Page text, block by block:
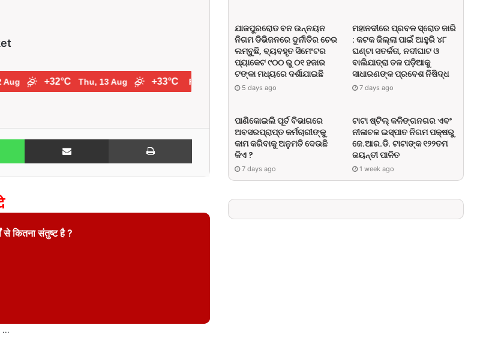
+32°C Thu, 13 Aug +33°C Fri, 14 Aug +31°C Sat, 8 Aug
WhatsApp Share via Email
से कितना संतुष्ट है ?
...
ଯାଜପୁରରୋଡ ବନ ଉନ୍ନୟନ
ନିଗମ ଡିଭିଜନରେ ଦୁର୍ନୀତିର ଚେର
ଲମ୍ବୁଛି, ବ୍ୟବହୃତ ସିମେଂଟର
ପ୍ୟାକେଟ ୯୦୦ ରୁ ୦୧ ହଜାର
ଟଙ୍କା ମଧ୍ୟରେ ଦର୍ଶାଯାଇଛି
5 days ago
ମହାନଦୀରେ ପ୍ରବଳ ସ୍ରୋତ ଜାରି
: କଟକ ଜିଲ୍ଲା ପାଇଁ ଆହୁରି ୪୮
ଘଣ୍ଟା ସତର୍କତା, ନଦୀଘାଟ ଓ
ବାଲିଯାତ୍ରା ତଳ ପଡ଼ିଆକୁ
ସାଧାରଣଙ୍କ ପ୍ରବେଶ ନିଷିଦ୍ଧ
7 days ago
ପାଣିକୋଇଲି ପୂର୍ତ ବିଭାଗରେ
ଅବସରପ୍ରାପ୍ତ କର୍ମଚାରୀଙ୍କୁ
କାମ କରିବାକୁ ଅନୁମତି ଦେଉଛି
କିଏ ?
7 days ago
ଟାଟା ଷ୍ଟିଲ୍ କଳିଙ୍ଗନଗର ଏବଂ
ନୀଳାଚଳ ଇସ୍ପାତ ନିଗମ ପକ୍ଷରୁ
ଜେ.ଆର.ଡି. ଟାଟାଙ୍କ ୧୨୨ତମ
ଜୟନ୍ତୀ ପାଳିତ
1 week ago